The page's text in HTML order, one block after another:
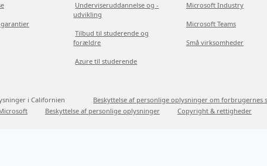
Underviseruddannelse og -
udvikling
Tilbud til studerende og
forældre
Azure til studerende
Microsoft Industry
Microsoft Teams
Små virksomheder
i Californien
Beskyttelse af personlige oplysninger om forbrugernes
Beskyttelse af personlige oplysninger Copyright & rettigheder